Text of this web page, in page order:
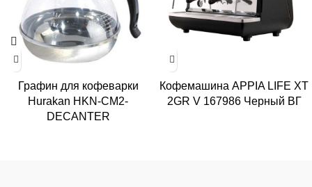
Графин для кофеварки
Hurakan HKN-CM2-
DECANTER
Кофемашина APPIA LIFE XT
2GR V 167986 Черный ВГ